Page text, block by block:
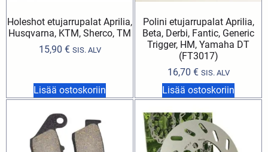
Holeshot etujarrupalat Aprilia,
Husqvarna, KTM, Sherco, TM
15,90 € SIS. ALV
Lisää ostoskoriin
Polini etujarrupalat Aprilia,
Beta, Derbi, Fantic, Generic
Trigger, HM, Yamaha DT
(FT3017)
16,70 € SIS. ALV
Lisää ostoskoriin